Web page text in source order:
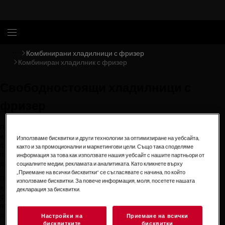
Комбинирани хладилници с фризер
Комбиниран хладилник с фризер
идеалната среда за запазване на качеството на храната. Хладлниците с
фризер AEG ви помага да осигурите здравословна храна с отличен вкус чрез
прецизен контрол на температурата, системи за оптимизирана влажност и
двойни системи за охлаждане.
Представяме ви хладилниците и фризери, проектирани така, че да осигурят
идеалната среда за запазване на качеството на храната. Хладлниците с
прецизен контрол на температурата, системи за оптимизирана влажност и
двойни системи за охлаждане.
Използваме бисквитки и други технологии за оптимизиране на уебсайта,
както и за промоционални и маркетингови цели. Също така споделяме
информация за това как използвате нашия уебсайт с нашите партньори от
социалните медии, рекламата и аналитиката. Като кликнете върху
„Приемане на всички бисквитки“ се съгласявате с начина, по който
използваме бисквитки. За повече информация, моля, посетете нашата
декларация за бисквитки.
Настройки на
бисквитките
Приемане на всички
бисквитки